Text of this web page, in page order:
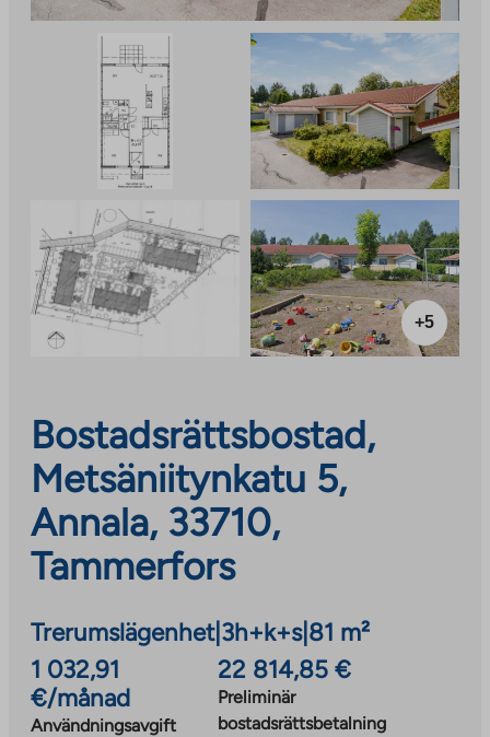
+5
Bostadsrättsbostad,
Metsäniitynkatu 5,
Annala, 33710,
Tammerfors
Trerumslägenhet| 3h+k+s| 81 m²
1 032,91
€/månad
Användningsavgift
22 814,85 €
Preliminär
bostadsrättsbetalning